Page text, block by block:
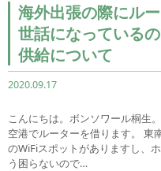
海外出張の際にル
世話になっている
供給について
2020.09.17
こんにちは。ボンソワール桐生
空港でルーターを借ります。 東
のWiFiスポットがありますし、
う困らないので…